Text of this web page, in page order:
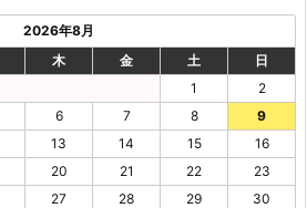
2026年8月
木 金 土 日
1
2
6 7 8
9
13 14 15
16
20 21 22
23
27 28 29
30